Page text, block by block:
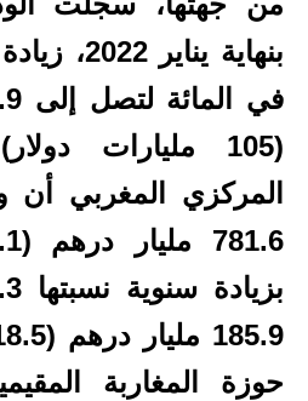
(105 مليارات
المركزي المغربي أن
حوزة المغاربة